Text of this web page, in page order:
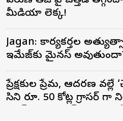
మీడియా లెక్క!
Jagan: కార్యకర్తల
ఇమేజ్‌కు మైనస్
ప్రేక్షకుల ప్రేమ, ఆదరణ వల్లే
సినిమా రూ. 50 కోట్ల గ్రాసర్ గా